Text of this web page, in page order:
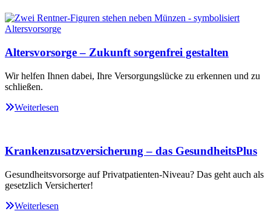
Altersvorsorge – Zukunft sorgenfrei gestalten
Wir helfen Ihnen dabei, Ihre Versorgungslücke zu erkennen und zu
schließen.
Weiterlesen
Krankenzusatzversicherung – das GesundheitsPlus
Gesundheitsvorsorge auf Privatpatienten-Niveau? Das geht auch als
gesetzlich Versicherter!
Weiterlesen